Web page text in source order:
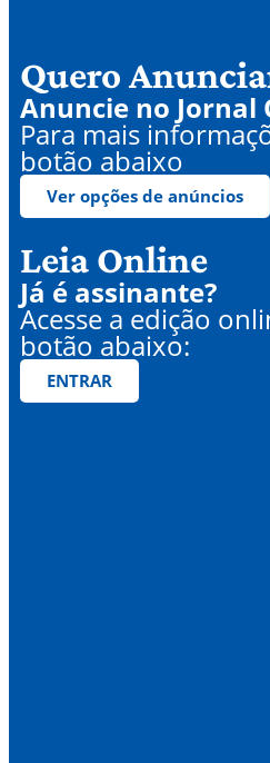
Quero
Anuncie no Jornal
Para mais
botão abaixo
Ver opções de anúncios
Leia Online
Já é assinante?
Acesse a edição
botão abaixo:
ENTRAR